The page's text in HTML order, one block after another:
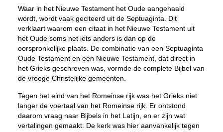
Waar in het Nieuwe Testament het Oude aangehaald
wordt, wordt vaak geciteerd uit de Septuaginta. Dit
verklaart waarom een citaat in het Nieuwe Testament uit
het Oude soms net iets anders is dan op de
oorspronkelijke plaats. De combinatie van een Septuaginta
Oude Testament en een Nieuwe Testament, dat direct in
het Grieks geschreven was, vormde de complete Bijbel van
de vroege Christelijke gemeenten.
Tegen het eind van het Romeinse rijk was het Grieks niet
langer de voertaal van het Romeinse rijk. Er ontstond
daarom vraag naar Bijbels in het Latijn, en er zijn wat
vertalingen gemaakt. De kerk was hier aanvankelijk tegen